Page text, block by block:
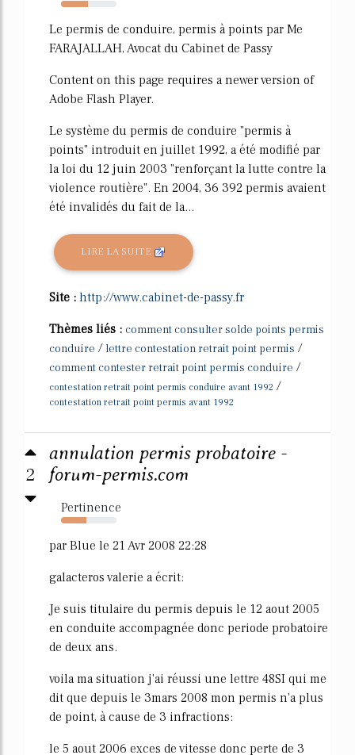
48%
Le permis de conduire, permis à points par Me
FARAJALLAH, Avocat du Cabinet de Passy
Content on this page requires a newer version of
Adobe Flash Player.
Le système du permis de conduire "permis à
points" introduit en juillet 1992, a été modifié par
la loi du 12 juin 2003 "renforçant la lutte contre la
violence routière". En 2004, 36 392 permis avaient
été invalidés du fait de la...
LIRE LA SUITE
Site : http://www.cabinet-de-passy.fr
Thèmes liés : comment consulter solde points permis
conduire / lettre contestation retrait point permis /
comment contester retrait point permis conduire /
contestation retrait point permis conduire avant 1992 /
contestation retrait point permis avant 1992
2
annulation permis probatoire -
forum-permis.com
Pertinence
45%
par Blue le 21 Avr 2008 22:28
galacteros valerie a écrit:
Je suis titulaire du permis depuis le 12 aout 2005
en conduite accompagnée donc periode probatoire
de deux ans.
voila ma situation j'ai réussi une lettre 48SI qui me
dit que depuis le 3mars 2008 mon permis n'a plus
de point, à cause de 3 infractions:
le 5 aout 2006 exces de vitesse donc perte de 3